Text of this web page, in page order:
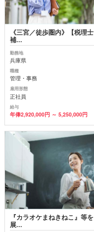
《三宮／徒歩圏内》【税理士
補...
勤務地
兵庫県
職種
管理・事務
雇用形態
正社員
給与
年俸2,920,000円 ～ 5,250,000円
『カラオケまねきねこ』等を
展...